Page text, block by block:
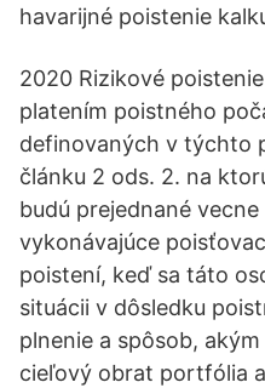
havarijné poistenie
2020 Rizikové
platením poistného
definovaných v týchto
článku 2 ods. 2. na
budú prejednané
vykonávajúce
poistení, keď sa táto
situácii v dôsledku
plnenie a spôsob,
cieľový obrat portfólia